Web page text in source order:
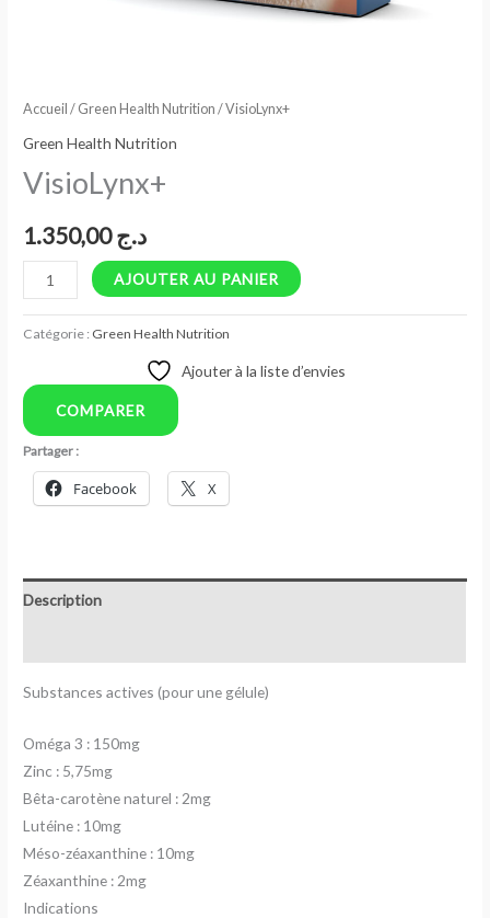
Accueil / Green Health Nutrition / VisioLynx+
Green Health Nutrition
VisioLynx+
د.ج1.350,00
AJOUTER AU PANIER
Catégorie : Green Health Nutrition
Ajouter à la liste d’envies
COMPARER
Partager :
Facebook X
Description
Substances actives (pour une gélule)
Oméga 3 : 150mg
Zinc : 5,75mg
Bêta-carotène naturel : 2mg
Lutéine : 10mg
Méso-zéaxanthine : 10mg
Zéaxanthine : 2mg
Indications